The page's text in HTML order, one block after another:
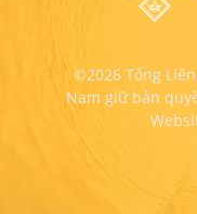
©2026 Tổng
Nam giữ bản